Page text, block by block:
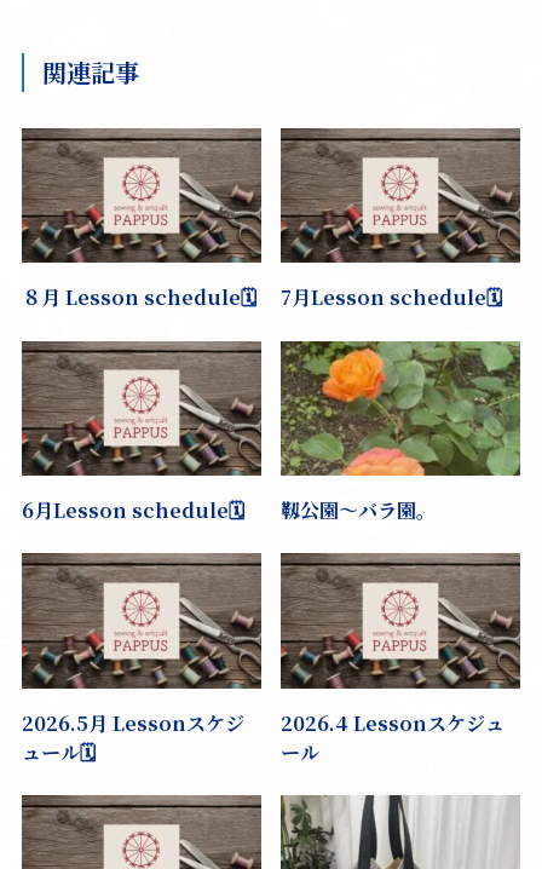
関連記事
８月 Lesson schedule🗓️ 7月Lesson schedule🗓️
6月Lesson schedule🗓️ 靱公園〜バラ園。
2026.5月 Lessonスケジ
ュール🗓️
2026.4 Lessonスケジュ
ール